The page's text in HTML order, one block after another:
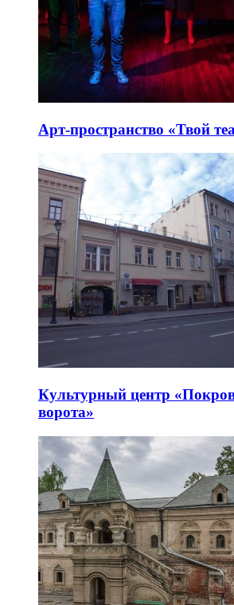
Арт-пространство «Твой
Культурный центр
ворота»